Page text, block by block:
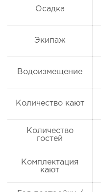
Осадка
Экипаж
Водоизмещение
Количество кают
Количество
гостей
Комплектация
кают